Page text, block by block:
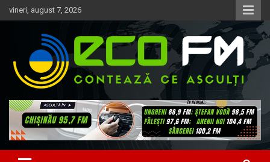
Skip
to
vineri, august 7, 2026
EcoFM